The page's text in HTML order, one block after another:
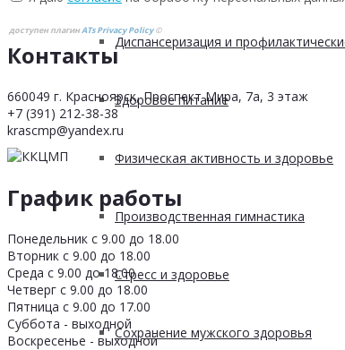
Диспансеризация и
Здоровое питание
Физическая активность и здоровье
Производственная гимнастика
Стресс и здоровье
Сохранение мужского здоровья
доступен плагинATs Privacy Policy©
Контакты
660049 г. Красноярск, Проспект Мира, 7а, 3 этаж
+7 (391) 212-38-38
krascmp@yandex.ru
График работы
Понедельник с 9.00 до 18.00
Вторник с 9.00 до 18.00
Среда с 9.00 до 18.00
Четверг с 9.00 до 18.00
Пятница с 9.00 до 17.00
Суббота - выходной
Воскресенье - выходной